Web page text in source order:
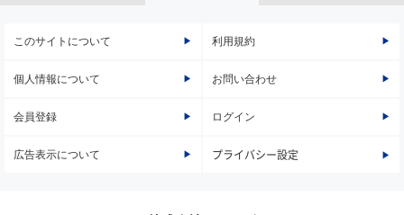
このサイトについて 利用規約
個人情報について お問い合わせ
会員登録 ログイン
広告表示について プライバシー設定